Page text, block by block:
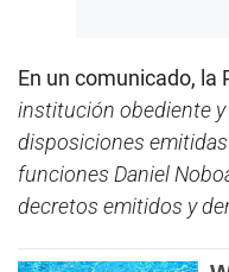
En un comunicado, la
institución obediente
disposiciones
funciones Daniel
decretos emitidos y